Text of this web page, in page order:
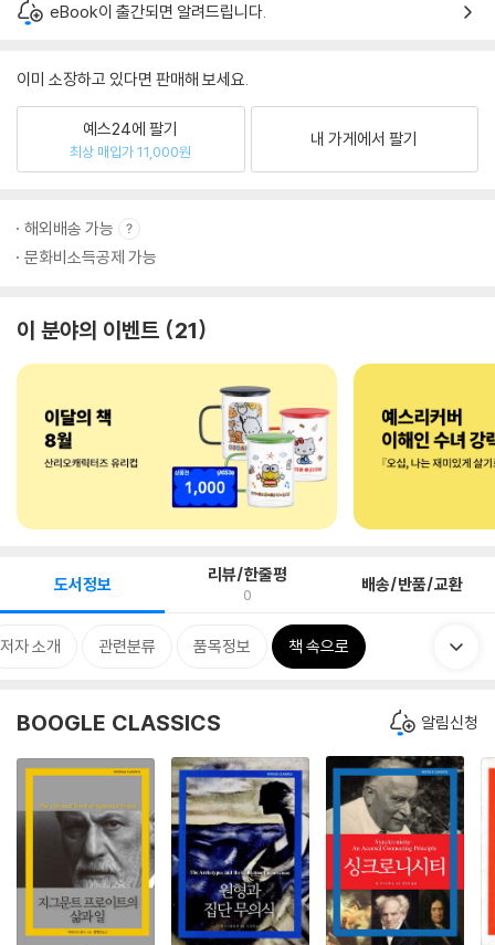
eBook이 출간되면 알려드립니다.
이미 소장하고 있다면 판매해 보세요.
예스24에 팔기
최상 매입가 11,000원
내 가게에서 팔기
해외배송 가능
문화비소득공제 가능
이 분야의 이벤트 21
도서정보 리뷰/한줄평
0 배송/반품/교환
저자 소개 관련분류 품목정보 책 속으로
BOOGLE CLASSICS 알림신청